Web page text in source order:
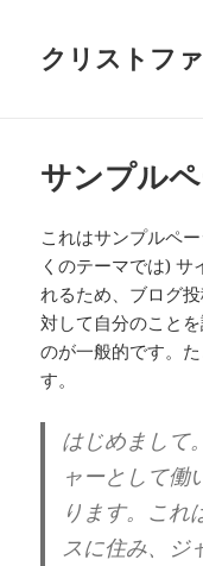
クリストフ
サンプル
これはサンプルペ
くのテーマでは) サ
れるため、ブログ
対して自分のこと
のが一般的です。
す。
はじめまして
ャーとして働
ります。これ
スに住み、ジ